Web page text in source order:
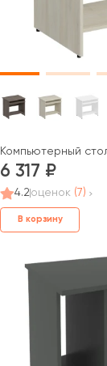
Компьютерный
6 317
4.2оценок (7)
В корзину